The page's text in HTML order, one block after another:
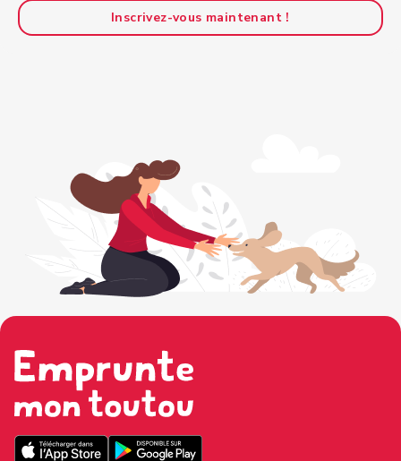
Inscrivez-vous maintenant !